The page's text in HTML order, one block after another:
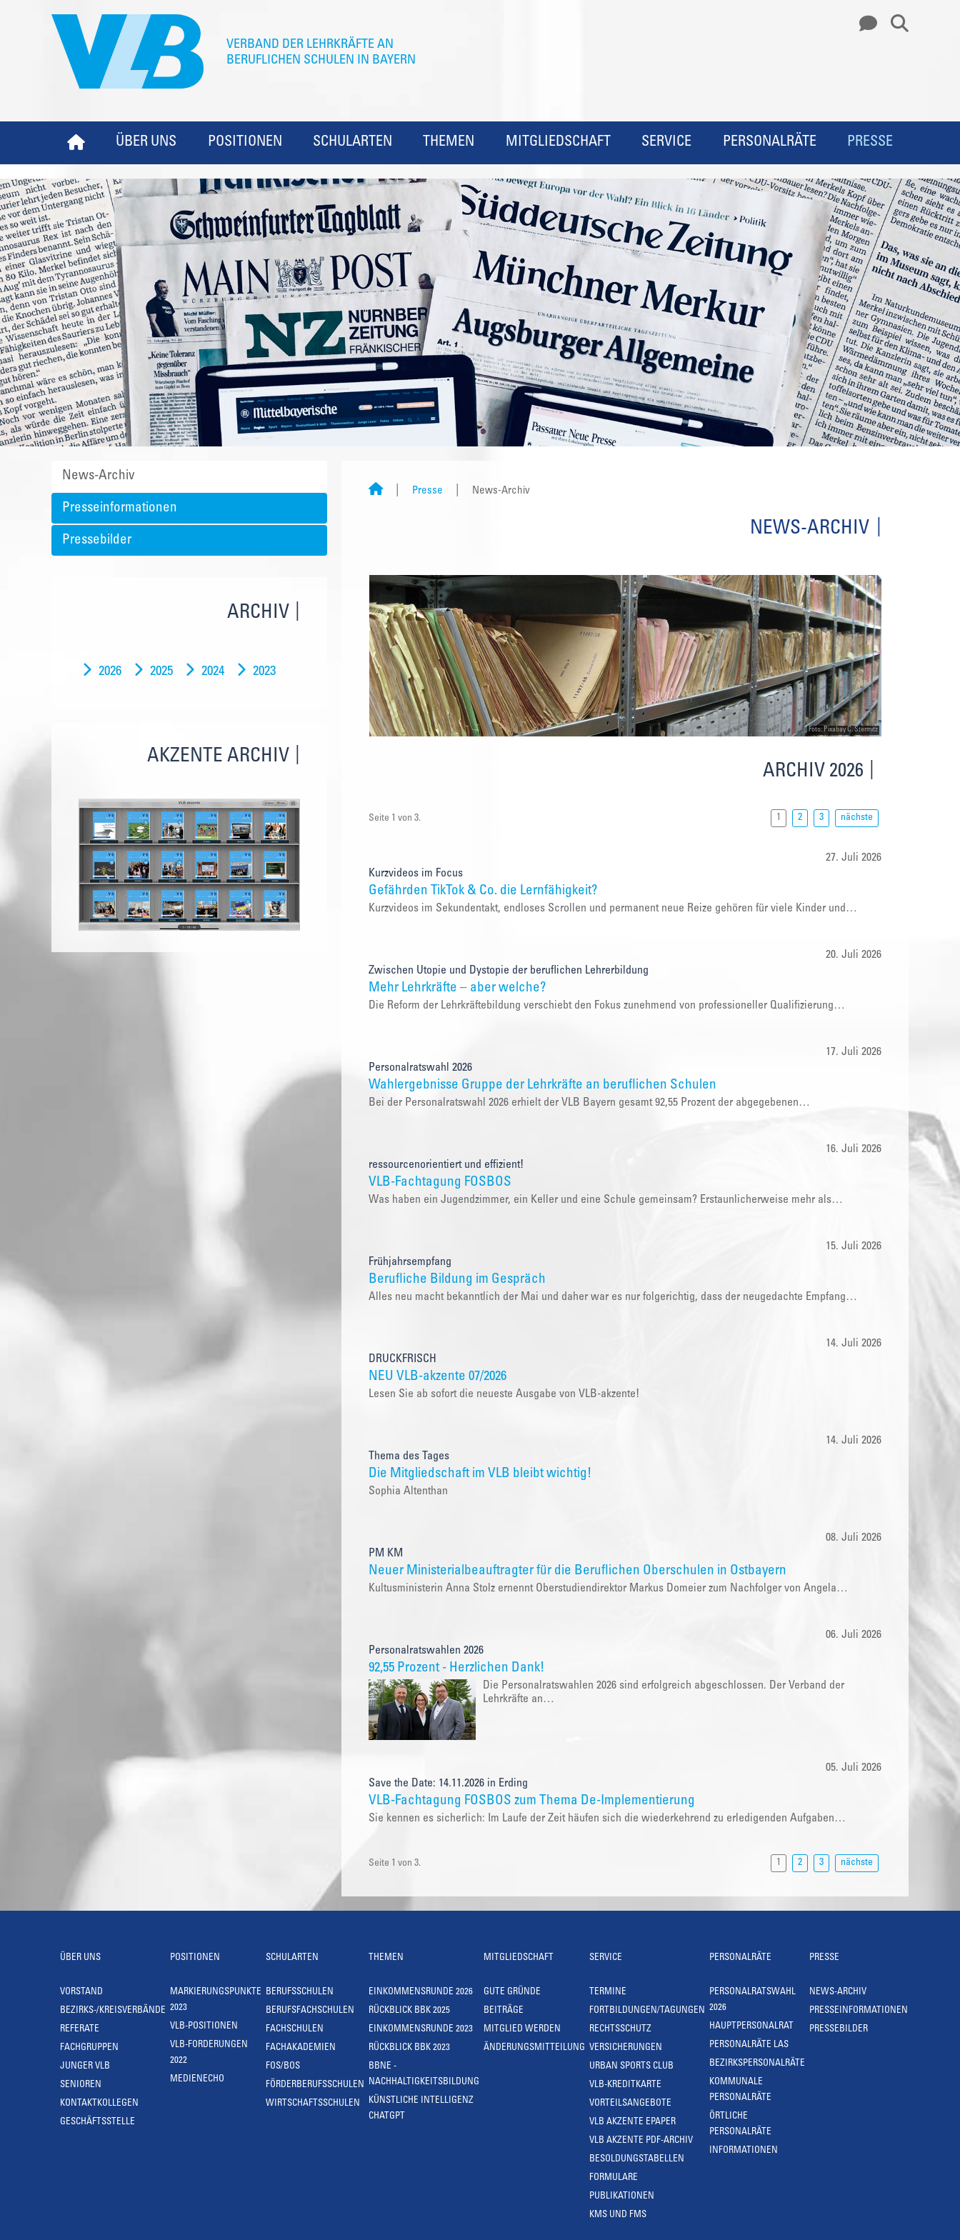
ÜBER UNS POSITIONEN SCHULARTEN THEMEN MITGLIEDSCHAFT SERVICE PERSONALRÄTE PRESSE
News-Archiv
Presseinformationen
Pressebilder
ARCHIV
2026 2025 2024 2023
AKZENTE ARCHIV
Presse News-Archiv
NEWS-ARCHIV
Foto: Pixabay C. Stermitz
ARCHIV 2026
Seite 1 von 3. 1 2 3 nächste
27. Juli 2026
Kurzvideos im Focus
Gefährden TikTok & Co. die Lernfähigkeit?
Kurzvideos im Sekundentakt, endloses Scrollen und permanent neue Reize gehören für viele Kinder und…
20. Juli 2026
Zwischen Utopie und Dystopie der beruflichen Lehrerbildung
Mehr Lehrkräfte – aber welche?
Die Reform der Lehrkräftebildung verschiebt den Fokus zunehmend von professioneller Qualifizierung…
17. Juli 2026
Personalratswahl 2026
Wahlergebnisse Gruppe der Lehrkräfte an beruflichen Schulen
Bei der Personalratswahl 2026 erhielt der VLB Bayern gesamt 92,55 Prozent der abgegebenen…
16. Juli 2026
ressourcenorientiert und effizient!
VLB-Fachtagung FOSBOS
Was haben ein Jugendzimmer, ein Keller und eine Schule gemeinsam? Erstaunlicherweise mehr als…
15. Juli 2026
Frühjahrsempfang
Berufliche Bildung im Gespräch
Alles neu macht bekanntlich der Mai und daher war es nur folgerichtig, dass der neugedachte Empfang…
14. Juli 2026
DRUCKFRISCH
NEU VLB-akzente 07/2026
Lesen Sie ab sofort die neueste Ausgabe von VLB-akzente!
14. Juli 2026
Thema des Tages
Die Mitgliedschaft im VLB bleibt wichtig!
Sophia Altenthan
08. Juli 2026
PM KM
Neuer Ministerialbeauftragter für die Beruflichen Oberschulen in Ostbayern
Kultusministerin Anna Stolz ernennt Oberstudiendirektor Markus Domeier zum Nachfolger von Angela…
06. Juli 2026
Personalratswahlen 2026
92,55 Prozent - Herzlichen Dank!
Die Personalratswahlen 2026 sind erfolgreich abgeschlossen. Der Verband der
Lehrkräfte an…
05. Juli 2026
Save the Date: 14.11.2026 in Erding
VLB-Fachtagung FOSBOS zum Thema De-Implementierung
Sie kennen es sicherlich: Im Laufe der Zeit häufen sich die wiederkehrend zu erledigenden Aufgaben…
Seite 1 von 3. 1 2 3 nächste
ÜBER UNS
VORSTAND
BEZIRKS-/KREISVERBÄNDE
REFERATE
FACHGRUPPEN
JUNGER VLB
SENIOREN
KONTAKTKOLLEGEN
GESCHÄFTSSTELLE
POSITIONEN
MARKIERUNGSPUNKTE
2023
VLB-POSITIONEN
VLB-FORDERUNGEN
2022
MEDIENECHO
SCHULARTEN
BERUFSSCHULEN
BERUFSFACHSCHULEN
FACHSCHULEN
FACHAKADEMIEN
FOS/BOS
FÖRDERBERUFSSCHULEN
WIRTSCHAFTSSCHULEN
THEMEN
EINKOMMENSRUNDE 2026
RÜCKBLICK BBK 2025
EINKOMMENSRUNDE 2023
RÜCKBLICK BBK 2023
BBNE -
NACHHALTIGKEITSBILDUNG
KÜNSTLICHE INTELLIGENZ
CHATGPT
MITGLIEDSCHAFT
GUTE GRÜNDE
BEITRÄGE
MITGLIED WERDEN
ÄNDERUNGSMITTEILUNG
SERVICE
TERMINE
FORTBILDUNGEN/TAGUNGEN
RECHTSSCHUTZ
VERSICHERUNGEN
URBAN SPORTS CLUB
VLB-KREDITKARTE
VORTEILSANGEBOTE
VLB AKZENTE EPAPER
VLB AKZENTE PDF-ARCHIV
BESOLDUNGSTABELLEN
FORMULARE
PUBLIKATIONEN
KMS UND FMS
PERSONALRÄTE
PERSONALRATSWAHL
2026
HAUPTPERSONALRAT
PERSONALRÄTE LAS
BEZIRKSPERSONALRÄTE
KOMMUNALE
PERSONALRÄTE
ÖRTLICHE
PERSONALRÄTE
INFORMATIONEN
PRESSE
NEWS-ARCHIV
PRESSEINFORMATIONEN
PRESSEBILDER